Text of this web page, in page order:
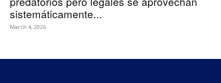
sistemáticamente...
March 4, 2026